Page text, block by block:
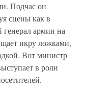
Подчас он
сцены как в
генерал армии на
икру ложками,
Вот министр
в роли